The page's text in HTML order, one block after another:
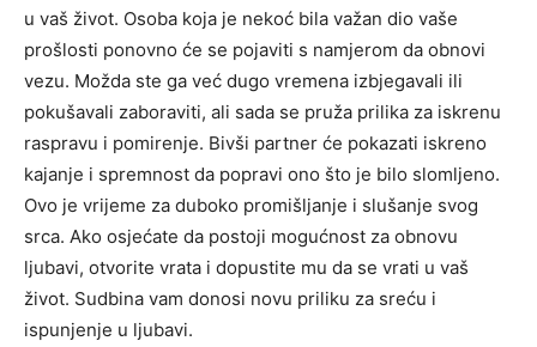
u vaš život. Osoba koja je nekoć bila važan dio vaše
prošlosti ponovno će se pojaviti s namjerom da obnovi
vezu. Možda ste ga već dugo vremena izbjegavali ili
pokušavali zaboraviti, ali sada se pruža prilika za iskrenu
raspravu i pomirenje. Bivši partner će pokazati iskreno
kajanje i spremnost da popravi ono što je bilo slomljeno.
Ovo je vrijeme za duboko promišljanje i slušanje svog
srca. Ako osjećate da postoji mogućnost za obnovu
ljubavi, otvorite vrata i dopustite mu da se vrati u vaš
život. Sudbina vam donosi novu priliku za sreću i
ispunjenje u ljubavi.